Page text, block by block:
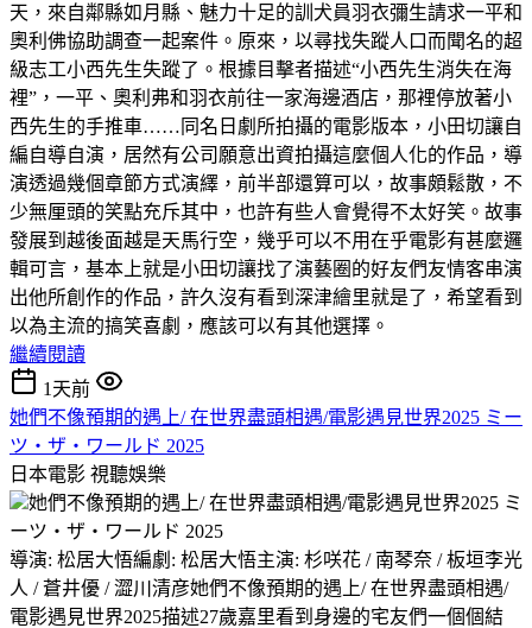
天，來自鄰縣如月縣、魅力十足的訓犬員羽衣彌生請求一平和
奧利佛協助調查一起案件。原來，以尋找失蹤人口而聞名的超
級志工小西先生失蹤了。根據目擊者描述“小西先生消失在海
裡”，一平、奧利弗和羽衣前往一家海邊酒店，那裡停放著小
西先生的手推車……同名日劇所拍攝的電影版本，小田切讓自
編自導自演，居然有公司願意出資拍攝這麼個人化的作品，導
演透過幾個章節方式演繹，前半部還算可以，故事頗鬆散，不
少無厘頭的笑點充斥其中，也許有些人會覺得不太好笑。故事
發展到越後面越是天馬行空，幾乎可以不用在乎電影有甚麼邏
輯可言，基本上就是小田切讓找了演藝圈的好友們友情客串演
出他所創作的作品，許久沒有看到深津繪里就是了，希望看到
以為主流的搞笑喜劇，應該可以有其他選擇。
繼續閱讀
1天前
她們不像預期的遇上/ 在世界盡頭相遇/電影遇見世界2025 ミー
ツ・ザ・ワールド 2025
日本電影 視聽娛樂
她們不像預期的遇上/ 在世界盡頭相遇/電影遇見世界2025 ミ
ーツ・ザ・ワールド 2025
導演: 松居大悟編劇: 松居大悟主演: 杉咲花 / 南琴奈 / 板垣李光
人 / 蒼井優 / 澀川清彦她們不像預期的遇上/ 在世界盡頭相遇/
電影遇見世界2025描述27歲嘉里看到身邊的宅友們一個個結